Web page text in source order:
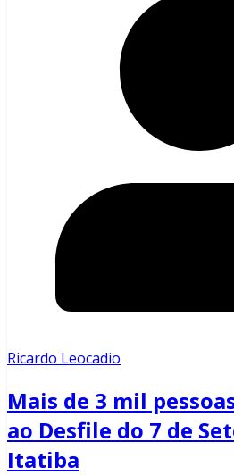
Ricardo Leocadio
Mais de 3 mil
ao Desfile do 7 de
Itatiba